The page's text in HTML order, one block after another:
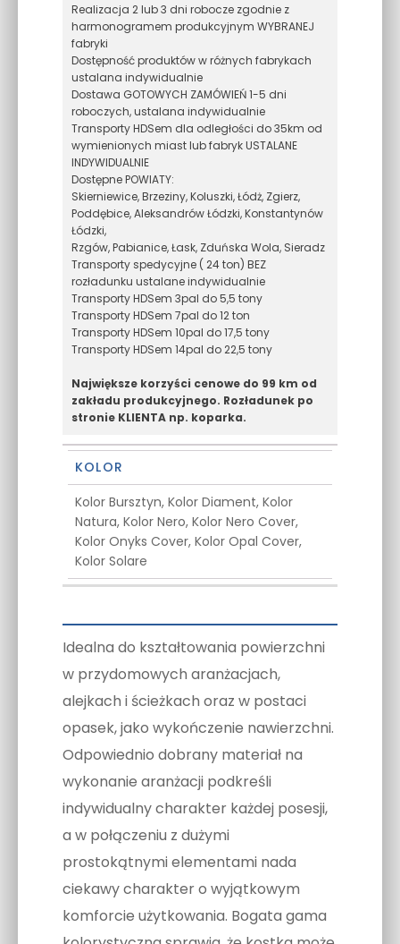
Realizacja 2 lub 3 dni robocze zgodnie z
harmonogramem produkcyjnym WYBRANEJ
fabryki
Dostępność produktów w różnych fabrykach
ustalana indywidualnie
Dostawa GOTOWYCH ZAMÓWIEŃ 1-5 dni
roboczych, ustalana indywidualnie
Transporty HDSem dla odległości do 35km od
wymienionych miast lub fabryk USTALANE
INDYWIDUALNIE
Dostępne POWIATY:
Skierniewice, Brzeziny, Koluszki, Łódż, Zgierz,
Poddębice, Aleksandrów Łódzki, Konstantynów
Łódzki,
Rzgów, Pabianice, Łask, Zduńska Wola, Sieradz
Transporty spedycyjne ( 24 ton) BEZ
rozładunku ustalane indywidualnie
Transporty HDSem 3pal do 5,5 tony
Transporty HDSem 7pal do 12 ton
Transporty HDSem 10pal do 17,5 tony
Transporty HDSem 14pal do 22,5 tony
Największe korzyści cenowe do 99 km od
zakładu produkcyjnego. Rozładunek po
stronie KLIENTA np. koparka.
KOLOR
Kolor Bursztyn, Kolor Diament, Kolor
Natura, Kolor Nero, Kolor Nero Cover,
Kolor Onyks Cover, Kolor Opal Cover,
Kolor Solare
Idealna do kształtowania powierzchni
w przydomowych aranżacjach,
alejkach i ścieżkach oraz w postaci
opasek, jako wykończenie nawierzchni.
Odpowiednio dobrany materiał na
wykonanie aranżacji podkreśli
indywidualny charakter każdej posesji,
a w połączeniu z dużymi
prostokątnymi elementami nada
ciekawy charakter o wyjątkowym
komforcie użytkowania. Bogata gama